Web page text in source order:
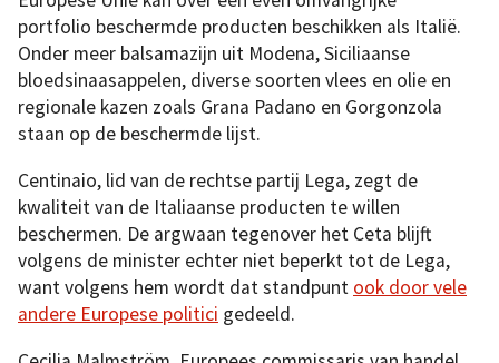
portfolio beschermde producten beschikken als Italië.
Onder meer balsamazijn uit Modena, Siciliaanse
bloedsinaasappelen, diverse soorten vlees en olie en
regionale kazen zoals Grana Padano en Gorgonzola
staan op de beschermde lijst.
Centinaio, lid van de rechtse partij Lega, zegt de
kwaliteit van de Italiaanse producten te willen
beschermen. De argwaan tegenover het Ceta blijft
volgens de minister echter niet beperkt tot de Lega,
want volgens hem wordt dat standpunt ook door vele
andere Europese politici gedeeld.